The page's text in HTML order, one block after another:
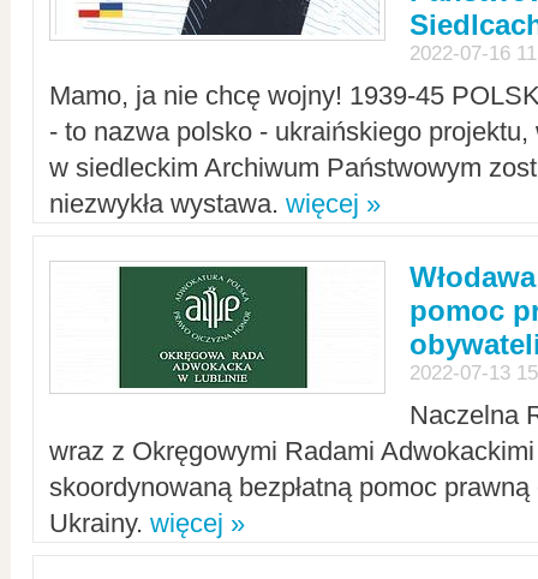
2022-07-16
Mamo, ja nie chcę wojny! 1939-45
- to nazwa polsko - ukraińskiego
w siedleckim Archiwum Państwowym
niezwykła wystawa. więcej »
pomoc
2022-07-13
Naczelna
wraz z Okręgowymi Radami Adwokackimi
skoordynowaną bezpłatną pomoc
Ukrainy. więcej »